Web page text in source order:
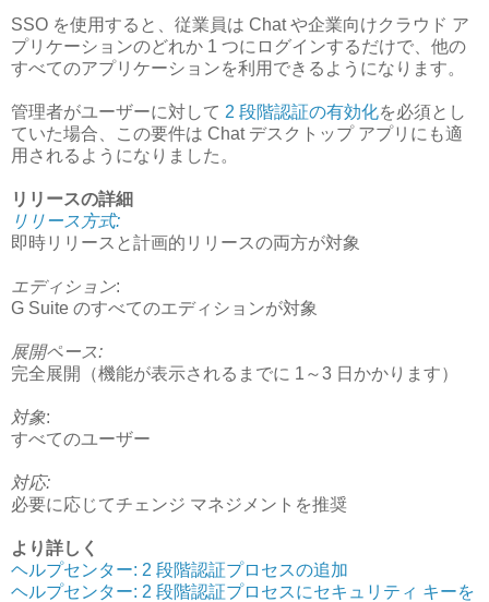
SSO を使用すると、従業員は Chat や企業向けクラウド ア
プリケーションのどれか 1 つにログインするだけで、他の
すべてのアプリケーションを利用できるようになります。
管理者がユーザーに対して 2 段階認証の有効化を必須とし
ていた場合、この要件は Chat デスクトップ アプリにも適
用されるようになりました。
リリースの詳細
リリース方式:
即時リリースと計画的リリースの両方が対象
エディション:
G Suite のすべてのエディションが対象
展開ペース:
完全展開（機能が表示されるまでに 1～3 日かかります）
対象:
すべてのユーザー
対応:
必要に応じてチェンジ マネジメントを推奨
より詳しく
ヘルプセンター: 2 段階認証プロセスの追加
ヘルプセンター: 2 段階認証プロセスにセキュリティ キーを